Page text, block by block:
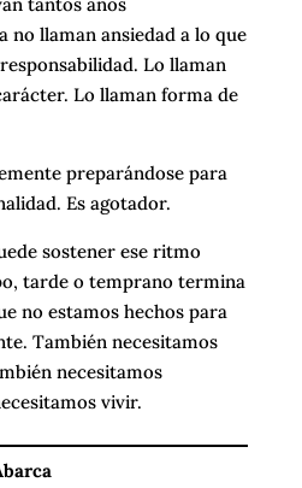
no llaman ansiedad a lo que
Lo llaman
Lo llaman forma de
preparándose para
Es agotador.
sostener ese ritmo
tarde o temprano termina
no estamos hechos para
También necesitamos
necesitamos
vivir.